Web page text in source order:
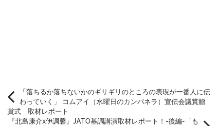
「落ちるか落ちないかのギリギリのところの表現が一番人に伝
わっていく」 コムアイ（水曜日のカンパネラ）宣伝会議賞贈
賞式 取材レポート
『北島康介x伊調馨』JATO基調講演取材レポート！-後編-「も